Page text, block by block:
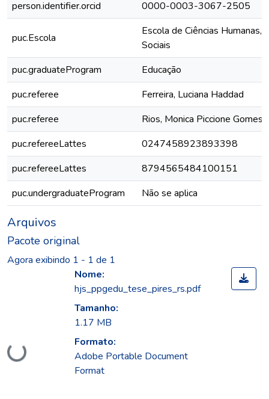
person.identifier.orcid
0000-0003-3067-2505
puc.Escola
Escola de Ciências Humanas,
Sociais
puc.graduateProgram
Educação
puc.referee
Ferreira, Luciana Haddad
puc.referee
Rios, Monica Piccione Gomes
puc.refereeLattes
0247458923893398
puc.refereeLattes
8794565484100151
puc.undergraduateProgram
Não se aplica
Arquivos
Pacote original
Agora exibindo 1 - 1 de 1
Nome:
hjs_ppgedu_tese_pires_rs.pdf
Tamanho:
1.17 MB
Formato:
Adobe Portable Document
Format